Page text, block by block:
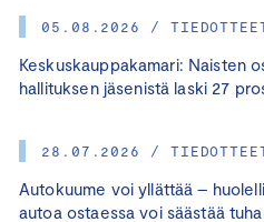
05.08.2026 /
Keskuskauppakamari: Naisten
hallituksen jäsenistä laski 27
28.07.2026 /
Autokuume voi yllättää –
autoa ostaessa voi säästää